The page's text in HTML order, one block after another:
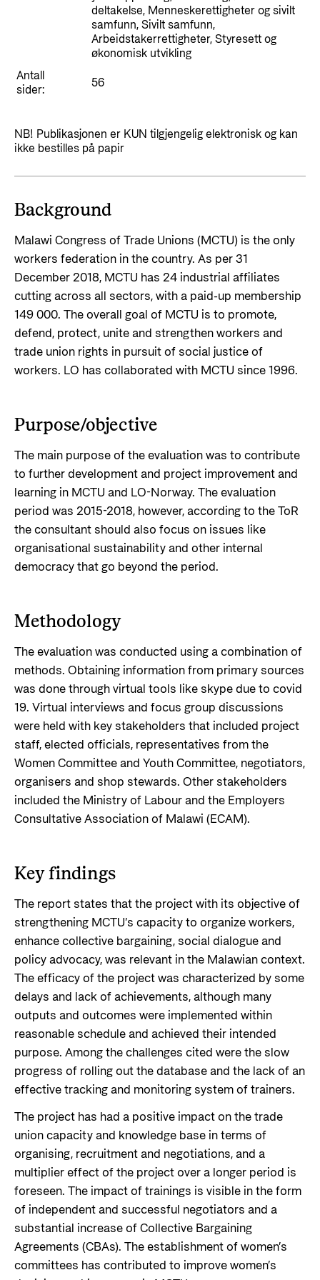
Styresett og økonomisk utvikling
For næringslivet
Statsgarantiordningen for investeringer i
Norad - Partnerskap med privat sektor
Nyttige lenker
Viktige dokumenter og lenker
Partnerfordeling
Evalueringer (Norec)
Kontakt oss
Logo
Postjournal
Personvern
deltakelse, Menneskerettigheter og sivilt
samfunn, Sivilt samfunn,
Arbeidstakerrettigheter, Styresett og
økonomisk utvikling
Antall
sider:
56
NB! Publikasjonen er KUN tilgjengelig elektronisk og kan
ikke bestilles på papir
Background
Malawi Congress of Trade Unions (MCTU) is the only
workers federation in the country. As per 31
December 2018, MCTU has 24 industrial affiliates
cutting across all sectors, with a paid-up membership
149 000. The overall goal of MCTU is to promote,
defend, protect, unite and strengthen workers and
trade union rights in pursuit of social justice of
workers. LO has collaborated with MCTU since 1996.
Purpose/objective
The main purpose of the evaluation was to contribute
to further development and project improvement and
learning in MCTU and LO-Norway. The evaluation
period was 2015-2018, however, according to the ToR
the consultant should also focus on issues like
organisational sustainability and other internal
democracy that go beyond the period.
Methodology
The evaluation was conducted using a combination of
methods. Obtaining information from primary sources
was done through virtual tools like skype due to covid
19. Virtual interviews and focus group discussions
were held with key stakeholders that included project
staff, elected officials, representatives from the
Women Committee and Youth Committee, negotiators,
organisers and shop stewards. Other stakeholders
included the Ministry of Labour and the Employers
Consultative Association of Malawi (ECAM).
Key findings
The report states that the project with its objective of
strengthening MCTU’s capacity to organize workers,
enhance collective bargaining, social dialogue and
policy advocacy, was relevant in the Malawian context.
The efficacy of the project was characterized by some
delays and lack of achievements, although many
outputs and outcomes were implemented within
reasonable schedule and achieved their intended
purpose. Among the challenges cited were the slow
progress of rolling out the database and the lack of an
effective tracking and monitoring system of trainers.
The project has had a positive impact on the trade
union capacity and knowledge base in terms of
organising, recruitment and negotiations, and a
multiplier effect of the project over a longer period is
foreseen. The impact of trainings is visible in the form
of independent and successful negotiators and a
substantial increase of Collective Bargaining
Agreements (CBAs). The establishment of women’s
committees has contributed to improve women’s